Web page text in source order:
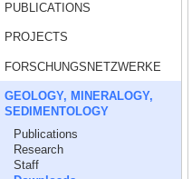
PUBLICATIONS
PROJECTS
FORSCHUNGSNETZWERKE
GEOLOGY, MINERALOGY,
SEDIMENTOLOGY
Publications
Research
Staff